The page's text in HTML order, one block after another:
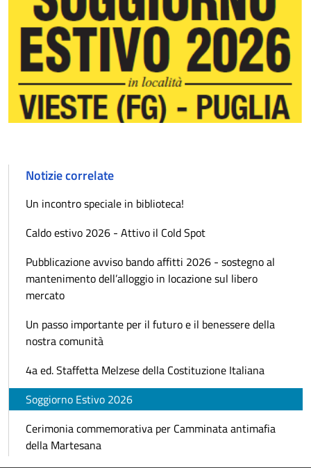
Notizie correlate
Un incontro speciale in biblioteca!
Caldo estivo 2026 - Attivo il Cold Spot
Pubblicazione avviso bando affitti 2026 - sostegno al
mantenimento dell’alloggio in locazione sul libero
mercato
Un passo importante per il futuro e il benessere della
nostra comunità
4a ed. Staffetta Melzese della Costituzione Italiana
Soggiorno Estivo 2026
Cerimonia commemorativa per Camminata antimafia
della Martesana